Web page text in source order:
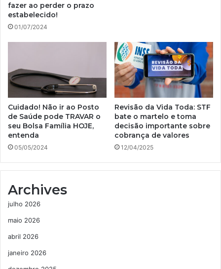
fazer ao perder o prazo
estabelecido!
01/07/2024
Cuidado! Não ir ao Posto
de Saúde pode TRAVAR o
seu Bolsa Família HOJE,
entenda
05/05/2024
Revisão da Vida Toda: STF
bate o martelo e toma
decisão importante sobre
cobrança de valores
12/04/2025
Archives
julho 2026
maio 2026
abril 2026
janeiro 2026